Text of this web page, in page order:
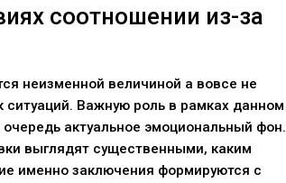
соотношении из-за
неизменной величиной а вовсе не
ситуаций. Важную роль в рамках данном
актуальное эмоциональный фон.
выглядят существенными, каким
именно заключения формируются с